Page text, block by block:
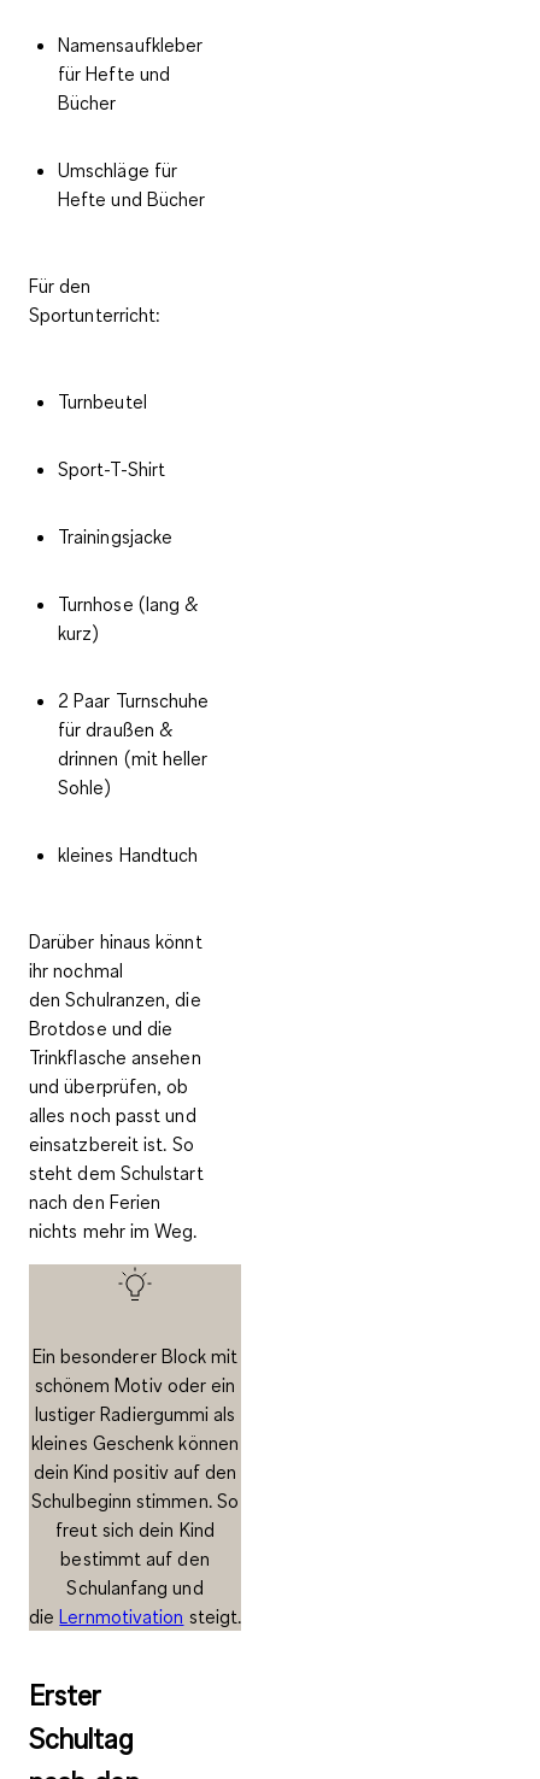
Namensaufkleber
für Hefte und
Bücher
Umschläge für
Hefte und Bücher
Für den
Sportunterricht:
Turnbeutel
Sport-T-Shirt
Trainingsjacke
Turnhose (lang &
kurz)
2 Paar Turnschuhe
für draußen &
drinnen (mit heller
Sohle)
kleines Handtuch
Darüber hinaus könnt
ihr nochmal
denSchulranzen, die
Brotdose und die
Trinkflasche ansehen
und überprüfen, ob
alles noch passt und
einsatzbereit ist. So
steht dem Schulstart
nach den Ferien
nichts mehr im Weg.
Ein besonderer Block mit
schönem Motiv oder ein
lustiger Radiergummi als
kleines Geschenk können
dein Kind positiv auf den
Schulbeginn stimmen. So
freut sich dein Kind
bestimmt auf den
Schulanfang und
dieLernmotivation steigt.
Erster
Schultag